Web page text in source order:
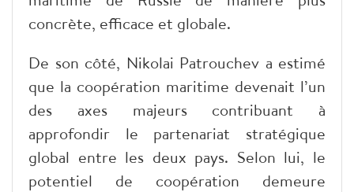
concrète, efficace et globale.
De son côté, Nikolai Patrouchev a estimé
que la coopération maritime devenait l’un
des axes majeurs contribuant à
approfondir le partenariat stratégique
global entre les deux pays. Selon lui, le
potentiel de coopération demeure